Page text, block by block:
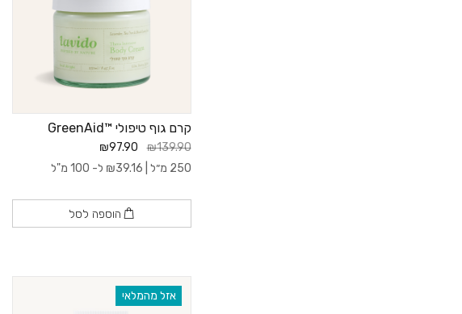
קרם גוף טיפולי ™GreenAid
₪139.90
₪97.90
250 מ״ל |
₪39.16 ל- 100 מ"ל
הוספה לסל
אזל מהמלאי